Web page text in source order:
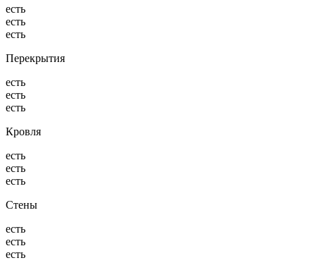
есть
есть
есть
Перекрытия
есть
есть
есть
Кровля
есть
есть
есть
Стены
есть
есть
есть